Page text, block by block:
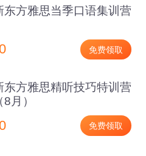
东方雅思当季口语集训营
免费领取
东方雅思精听技巧特训营
8月）
免费领取